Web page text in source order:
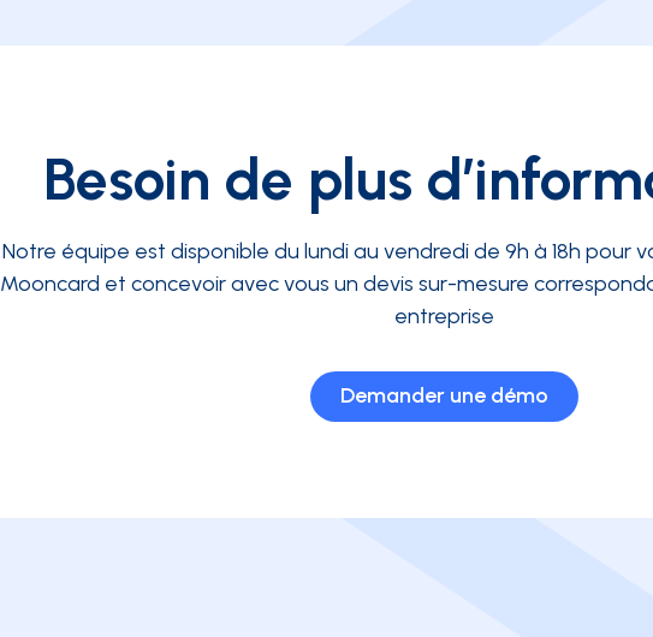
Besoin de plus
Notre équipe est disponible du lundi au vendredi de 9h à 18h pour
Mooncard et concevoir avec vous un devis sur-mesure
entreprise
Demander une démo